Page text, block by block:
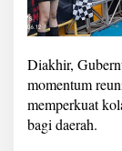
Diakhir,
momentum
memperkuat
bagi daerah.